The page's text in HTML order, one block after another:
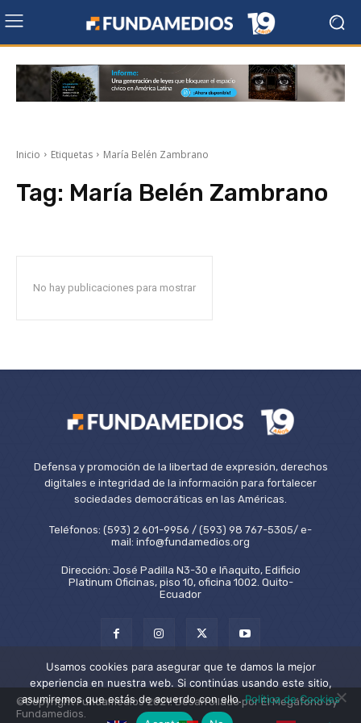
Inicio Etiquetas María Belén Zambrano
Tag: María Belén Zambrano
No hay publicaciones para mostrar
Defensa y promoción de la libertad de expresión, derechos
digitales e integridad de la información para fortalecer
sociedades democráticas en las Américas.
Teléfonos: (593) 2 601-9956 / (593) 98 767-5305/ e-
mail: info@fundamedios.org
Dirección: José Padilla N3-30 e Iñaquito, Edificio
Platinum Oficinas, piso 10, oficina 1002. Quito-
Ecuador
©Copyright Fundamedios 2021. Desarrollado por El Megáfono by
Fundamedios.
Usamos cookies para asegurar que te damos la mejor
experiencia en nuestra web. Si continúas usando este sitio,
asumiremos que estás de acuerdo con ello.Política de Cookies